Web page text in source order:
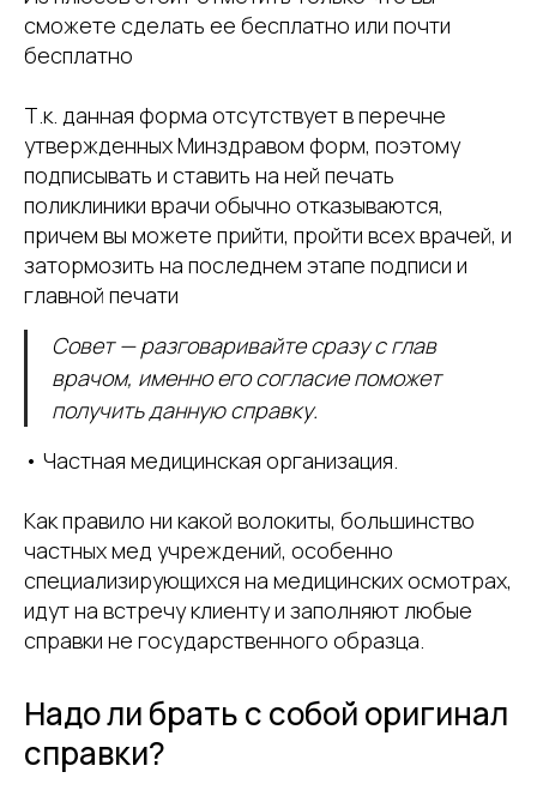
сможете сделать ее бесплатно или почти
бесплатно
Т.к. данная форма отсутствует в перечне
утвержденных Минздравом форм, поэтому
подписывать и ставить на ней печать
поликлиники врачи обычно отказываются,
причем вы можете прийти, пройти всех врачей, и
затормозить на последнем этапе подписи и
главной печати
Совет — разговаривайте сразу с глав
врачом, именно его согласие поможет
получить данную справку.
• Частная медицинская организация.
Как правило ни какой волокиты, большинство
частных мед учреждений, особенно
специализирующихся на медицинских осмотрах,
идут на встречу клиенту и заполняют любые
справки не государственного образца.
Надо ли брать с собой оригинал
справки?